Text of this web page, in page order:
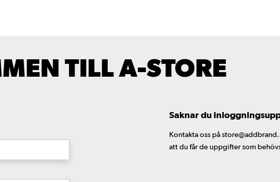
TILL A-STORE
Saknar du
Kontakta oss på
att du får de uppgifter som